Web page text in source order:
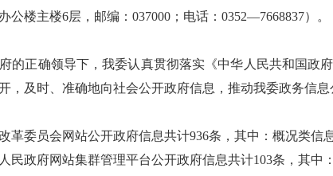
公楼主楼6层，邮编：037000；电话：0352—7668837）。
的正确领导下，我委认真贯彻落实《中华人民共和国
，及时、准确地向社会公开政府信息，推动我委政务信
革委员会网站公开政府信息共计936条，其中：概况类信
民政府网站集群管理平台公开政府信息共计103条，其